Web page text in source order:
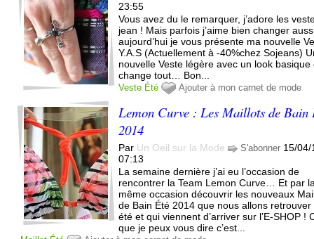
23:55
Vous avez du le remarquer, j’adore les
jean ! Mais parfois j’aime bien changer
aujourd’hui je vous présente ma nouvelle
Y.A.S (Actuellement à -40%chez Sojeans)
nouvelle Veste légère avec un look basique
change tout… Bon...
Veste Été Ajouter à mon carnet de mode
Lemon Curve : Les Maillots de Bain
2014
Par Un Oeil sur la Mode S'abonner 15/04/
07:13
La semaine dernière j’ai eu l’occasion de
rencontrer la Team Lemon Curve… Et par
même occasion découvrir les nouveaux
de Bain Été 2014 que nous allons retrouver
été et qui viennent d’arriver sur l’E-SHOP !
que je peux vous dire c’est...